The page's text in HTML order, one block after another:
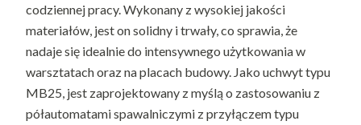
codziennej pracy. Wykonany z wysokiej jakości
materiałów, jest on solidny i trwały, co sprawia, że
nadaje się idealnie do intensywnego użytkowania w
warsztatach oraz na placach budowy. Jako uchwyt typu
MB25, jest zaprojektowany z myślą o zastosowaniu z
półautomatami spawalniczymi z przyłączem typu